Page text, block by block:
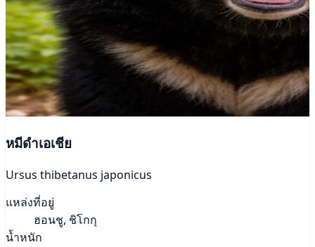
หมีดำเอเชีย
Ursus thibetanus japonicus
แหล่งที่อยู่
ฮอนชู, ชิโกกุ
น้ำหนัก